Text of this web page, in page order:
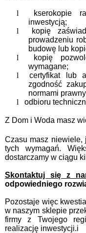
l
kserokopie
inwestycją;
l
kopię
prowadzeniu
budowę lub
l
kopię
wymagane;
l
certyfikat lub
zgodność
normami
l
odbioru
Z Dom i Woda masz
Czasu masz niewiele,
tych wymagań.
dostarczamy w ciągu
Skontaktuj się z
odpowiedniego
Pozostaje więc
w naszym sklepie
firmy z Twojego
realizację inwestycji.i